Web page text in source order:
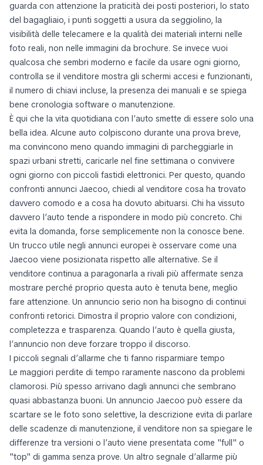
guarda con attenzione la praticità dei posti posteriori, lo stato
del bagagliaio, i punti soggetti a usura da seggiolino, la
visibilità delle telecamere e la qualità dei materiali interni nelle
foto reali, non nelle immagini da brochure. Se invece vuoi
qualcosa che sembri moderno e facile da usare ogni giorno,
controlla se il venditore mostra gli schermi accesi e funzionanti,
il numero di chiavi incluse, la presenza dei manuali e se spiega
bene cronologia software o manutenzione.
È qui che la vita quotidiana con l’auto smette di essere solo una
bella idea. Alcune auto colpiscono durante una prova breve,
ma convincono meno quando immagini di parcheggiarle in
spazi urbani stretti, caricarle nel fine settimana o convivere
ogni giorno con piccoli fastidi elettronici. Per questo, quando
confronti annunci Jaecoo, chiedi al venditore cosa ha trovato
davvero comodo e a cosa ha dovuto abituarsi. Chi ha vissuto
davvero l’auto tende a rispondere in modo più concreto. Chi
evita la domanda, forse semplicemente non la conosce bene.
Un trucco utile negli annunci europei è osservare come una
Jaecoo viene posizionata rispetto alle alternative. Se il
venditore continua a paragonarla a rivali più affermate senza
mostrare perché proprio questa auto è tenuta bene, meglio
fare attenzione. Un annuncio serio non ha bisogno di continui
confronti retorici. Dimostra il proprio valore con condizioni,
completezza e trasparenza. Quando l’auto è quella giusta,
l’annuncio non deve forzare troppo il discorso.
I piccoli segnali d’allarme che ti fanno risparmiare tempo
Le maggiori perdite di tempo raramente nascono da problemi
clamorosi. Più spesso arrivano dagli annunci che sembrano
quasi abbastanza buoni. Un annuncio Jaecoo può essere da
scartare se le foto sono selettive, la descrizione evita di parlare
delle scadenze di manutenzione, il venditore non sa spiegare le
differenze tra versioni o l’auto viene presentata come "full" o
"top" di gamma senza prove. Un altro segnale d’allarme più